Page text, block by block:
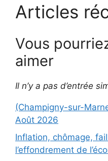
Articles
Vous
aimer
Il n’y a pas d’entrée
(Champigny-sur-
Août 2026
Inflation, chômage,
l’effondrement de